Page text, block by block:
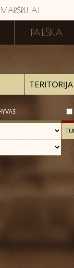
MARŠRUTAI
PAIEŠKA